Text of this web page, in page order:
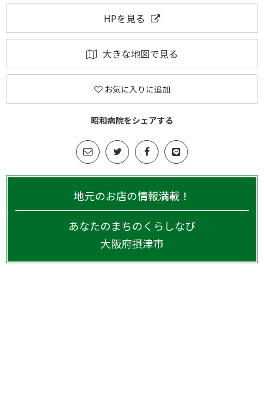
HPを見る
大きな地図で見る
お気に入りに追加
昭和病院をシェアする
地元のお店の情報満載！
あなたのまちのくらしなび
大阪府摂津市